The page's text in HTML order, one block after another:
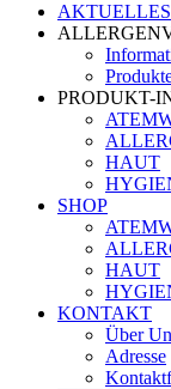
AKTUELLES
PRODUKT-
HAUT
SHOP
HAUT
KONTAKT
Über
Adresse